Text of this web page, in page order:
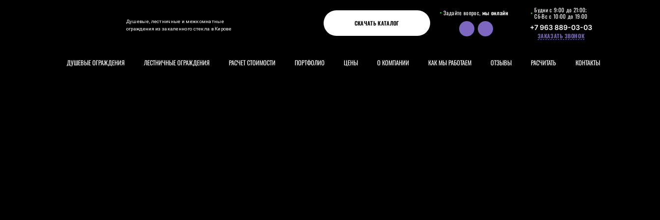
Душевые, лестничные и межкомнатные
ограждения из закаленного стекла в Кирове
СКАЧАТЬ КАТАЛОГ
Задайте вопрос, мы онлайн
Будни с 9:00 до 21:00;
Сб-Вс с 10:00 до 19:00
+7 963 889-03-03
ЗАКАЗАТЬ ЗВОНОК
ДУШЕВЫЕ ОГРАЖДЕНИЯ ЛЕСТНИЧНЫЕ ОГРАЖДЕНИЯ РАСЧЕТ СТОИМОСТИ ПОРТФОЛИО ЦЕНЫ О КОМПАНИИ КАК МЫ РАБОТАЕМ ОТЗЫВЫ РАСЧИТАТЬ КОНТАКТЫ